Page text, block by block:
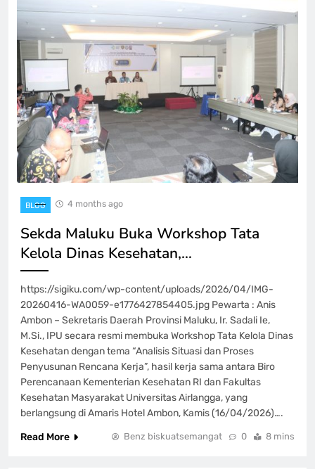
BLOG 4 months ago
Sekda Maluku Buka Workshop Tata
Kelola Dinas Kesehatan,…
https://sigiku.com/wp-content/uploads/2026/04/IMG-
20260416-WA0059-e1776427854405.jpg Pewarta : Anis
Ambon – Sekretaris Daerah Provinsi Maluku, Ir. Sadali Ie,
M.Si., IPU secara resmi membuka Workshop Tata Kelola Dinas
Kesehatan dengan tema “Analisis Situasi dan Proses
Penyusunan Rencana Kerja”, hasil kerja sama antara Biro
Perencanaan Kementerian Kesehatan RI dan Fakultas
Kesehatan Masyarakat Universitas Airlangga, yang
berlangsung di Amaris Hotel Ambon, Kamis (16/04/2026)….
Read More
Benz biskuatsemangat 0 8 mins